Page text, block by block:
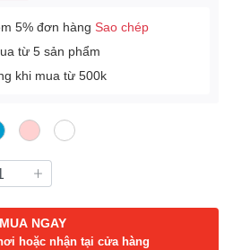
5% đơn hàng Sao chép
từ 5 sản phẩm
khi mua từ 500k
MUA NGAY
hoặc nhận tại cửa hàng